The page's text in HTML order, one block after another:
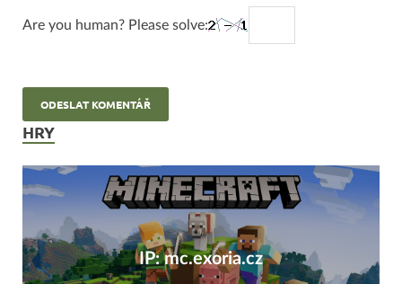
Are you human? Please solve:
HRY
IP: mc.exoria.cz